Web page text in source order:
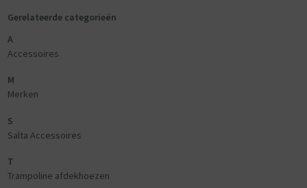
Gerelateerde categorieën
A
Accessoires
M
Merken
S
Salta Accessoires
T
Trampoline afdekhoezen